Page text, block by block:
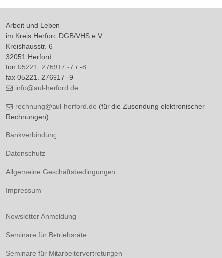
Arbeit und Leben
im Kreis Herford DGB/VHS e.V.
Kreishausstr. 6
32051 Herford
fon 05221. 276917 -7 / -8
fax 05221. 276917 -9
info@aul-herford.de
rechnung@aul-herford.de (für die Zusendung elektronischer
Rechnungen)
Bankverbindung
Datenschutz
Allgemeine Geschäftsbedingungen
Impressum
Newsletter Anmeldung
Seminare für Betriebsräte
Seminare für Mitarbeitervertretungen